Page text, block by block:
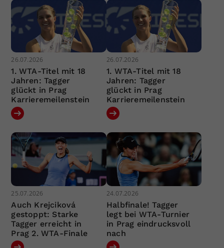
26.07.2026
1. WTA-Titel mit 18
Jahren: Tagger
glückt in Prag
Karrieremeilenstein
26.07.2026
1. WTA-Titel mit 18
Jahren: Tagger
glückt in Prag
Karrieremeilenstein
25.07.2026
Auch Krejciková
gestoppt: Starke
Tagger erreicht in
Prag 2. WTA-Finale
24.07.2026
Halbfinale! Tagger
legt bei WTA-Turnier
in Prag eindrucksvoll
nach